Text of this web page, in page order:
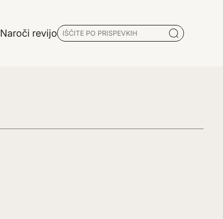
Naroči revijo